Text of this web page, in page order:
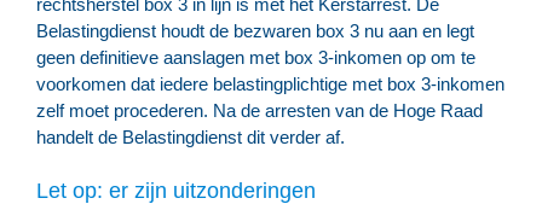
Belastingdienst houdt de bezwaren box 3 nu aan en legt
geen definitieve aanslagen met box 3-inkomen op om te
voorkomen dat iedere belastingplichtige met box 3-inkomen
zelf moet procederen. Na de arresten van de Hoge Raad
handelt de Belastingdienst dit verder af.
Let op: er zijn uitzonderingen